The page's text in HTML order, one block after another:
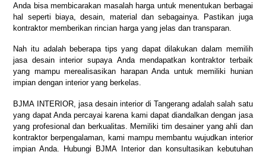
Anda bisa membicarakan masalah harga untuk menentukan berbagai
hal seperti biaya, desain, material dan sebagainya. Pastikan juga
kontraktor memberikan rincian harga yang jelas dan transparan.
Nah itu adalah beberapa tips yang dapat dilakukan dalam memilih
jasa desain interior supaya Anda mendapatkan kontraktor terbaik
yang mampu merealisasikan harapan Anda untuk memiliki hunian
impian dengan interior yang berkelas.
BJMA INTERIOR, jasa desain interior di Tangerang adalah salah satu
yang dapat Anda percayai karena kami dapat diandalkan dengan jasa
yang profesional dan berkualitas. Memiliki tim desainer yang ahli dan
kontraktor berpengalaman, kami mampu membantu wujudkan interior
impian Anda. Hubungi BJMA Interior dan konsultasikan kebutuhan